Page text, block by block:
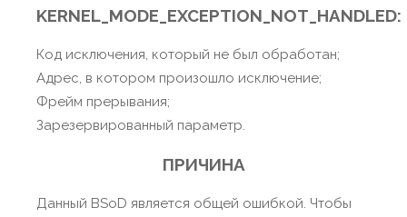
KERNEL_MODE_EXCEPTION_NOT_HANDLED:
Код исключения, который не был обработан;
Адрес, в котором произошло исключение;
Фрейм прерывания;
Зарезервированный параметр.
ПРИЧИНА
Данный BSoD является общей ошибкой. Чтобы